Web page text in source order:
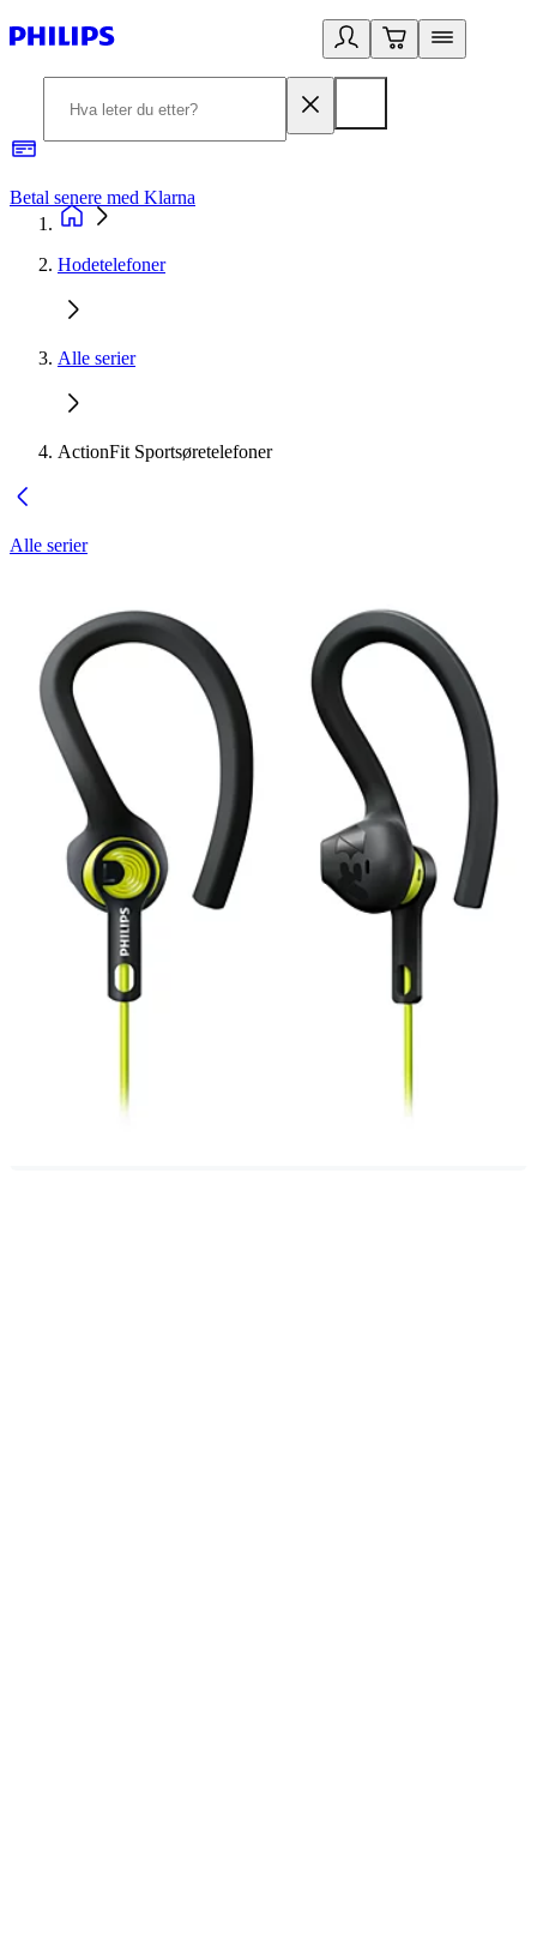
Betal senere med Klarna
Hodetelefoner
Alle serier
ActionFit Sportsøretelefoner
Alle serier